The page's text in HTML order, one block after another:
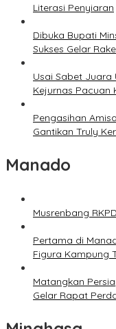
Literasi Penyiaran
Dibuka Bupati
Sukses Gelar
Usai Sabet Juara
Kejurnas Pacuan
Pengasihan
Gantikan Truly
Manado
Musrenbang
Pertama di
Figura Kampung
Matangkan
Gelar Rapat